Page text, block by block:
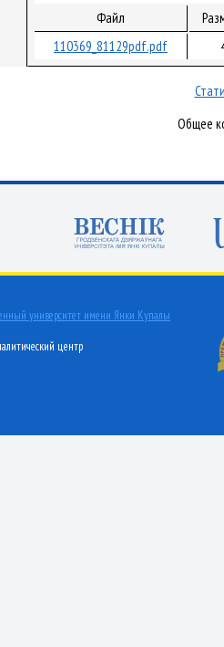
Файл
110369_81129pdf.pdf
Общее
университет имени Янки Купалы
центр